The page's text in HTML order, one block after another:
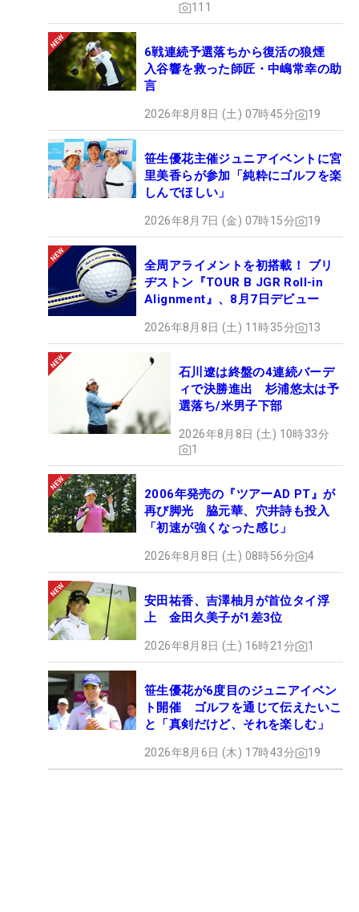
111
6戦連続予選落ちから復活の狼煙
入谷響を救った師匠・中嶋常幸の助
言
2026年8月8日 (土) 07時45分 19
笹生優花主催ジュニアイベントに宮
里美香らが参加「純粋にゴルフを楽
しんでほしい」
2026年8月7日 (金) 07時15分 19
全周アライメントを初搭載！ ブリ
ヂストン『TOUR B JGR Roll-in
Alignment』、8月7日デビュー
2026年8月8日 (土) 11時35分 13
石川遼は終盤の4連続バーデ
ィで決勝進出 杉浦悠太は予
選落ち/米男子下部
2026年8月8日 (土) 10時33分
1
2006年発売の『ツアーAD PT』が
再び脚光 脇元華、穴井詩も投入
「初速が強くなった感じ」
2026年8月8日 (土) 08時56分 4
安田祐香、吉澤柚月が首位タイ浮
上 金田久美子が1差3位
2026年8月8日 (土) 16時21分 1
笹生優花が6度目のジュニアイベン
ト開催 ゴルフを通じて伝えたいこ
と「真剣だけど、それを楽しむ」
2026年8月6日 (木) 17時43分 19